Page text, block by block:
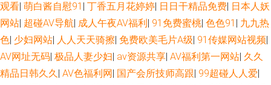
观看| 萌白酱自慰91 | 丁香五月花婷婷| 日日干精品免费| 日本人妖
网站| 超碰AV导航| 成人午夜AV福利| 91免费蜜桃| 色色91 | 九九热
色| 少妇网站| 人人天天骑擦| 免费欧美毛片A级| 91传媒网站视频|
AV网址无码| 极品人妻少妇| av资源共享| AV福利第一网站| 久久
精品日韩久久| AV色福利网| 国产会所技师高跟| 99超碰人人爱|